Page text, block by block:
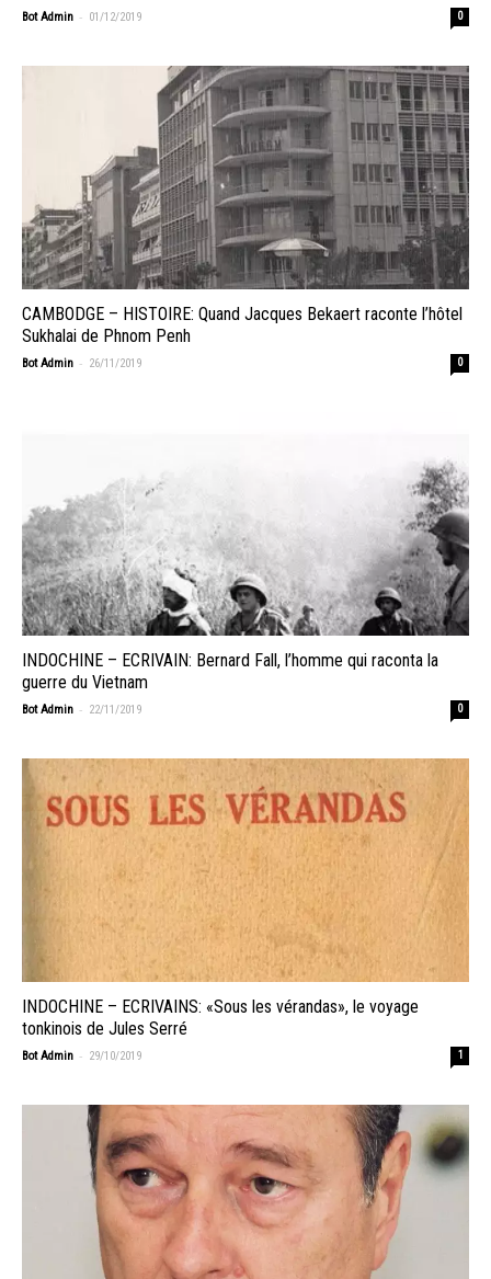
Bot Admin - 01/12/2019 0
CAMBODGE – HISTOIRE: Quand Jacques Bekaert raconte l’hôtel
Sukhalai de Phnom Penh
Bot Admin - 26/11/2019 0
INDOCHINE – ECRIVAIN: Bernard Fall, l’homme qui raconta la
guerre du Vietnam
Bot Admin - 22/11/2019 0
INDOCHINE – ECRIVAINS: «Sous les vérandas», le voyage
tonkinois de Jules Serré
Bot Admin - 29/10/2019 1